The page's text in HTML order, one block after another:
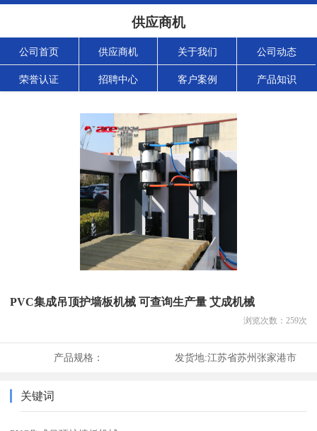
供应商机
公司首页 供应商机 关于我们 公司动态
荣誉认证 招聘中心 客户案例 产品知识
PVC集成吊顶护墙板机械 可查询生产量 艾成机械
浏览次数： 259次
产品规格： 发货地:江苏省苏州张家港市
关键词